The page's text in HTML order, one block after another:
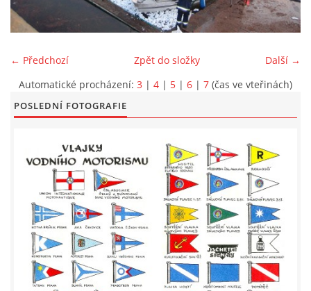
LODĚNICE A OKOLÍ
PLOVOUCÍ LODĚNICE
UŽITEČNÉ ODKAZY
KONTAKTY
VSTUP PRO ČLENY
← Předchozí Další →
Zpět do složky
Automatické procházení: 3 | 4 | 5 | 6 | 7 (čas ve vteřinách)
POSLEDNÍ FOTOGRAFIE